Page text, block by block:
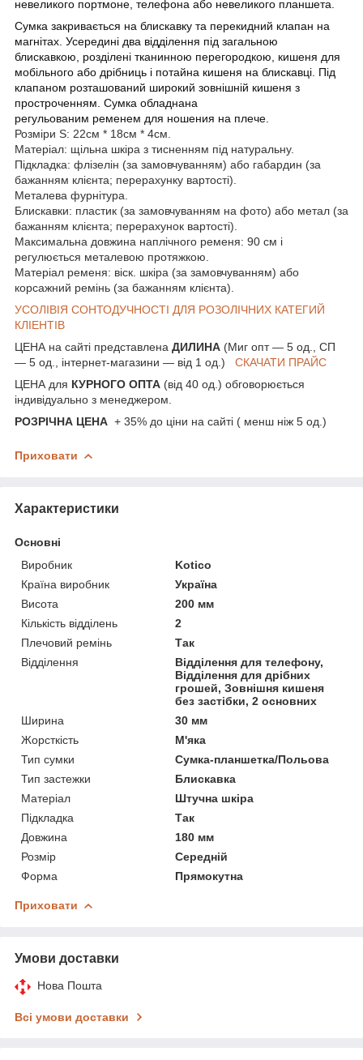
невеликого портмоне, телефона або невеликого планшета.
Сумка закривається на блискавку та перекидний клапан на
магнітах. Усередині два відділення під загальною
блискавкою, розділені тканинною перегородкою , кишеня для
мобільного або дрібниць і потайна кишеня на блискавці. Під
клапаном розташований широкий зовнішній кишеня з
простроченням. Сумка обладнана
регульованим ременем для ношения на плече.
Розміри S: 22см * 18см * 4см.
Матеріал: щільна шкіра з тисненням під натуральну.
Підкладка: флізелін (за замовчуванням) або габардин (за
бажанням клієнта; перерахунку вартості).
Металева фурнітура.
Блискавки: пластик (за замовчуванням на фото) або метал (за
бажанням клієнта; перерахунок вартості).
Максимальна довжина наплічного ременя: 90 см і
регулюється металевою протяжкою.
Матеріал ременя: віск. шкіра (за замовчуванням) або
корсажний ремінь (за бажанням клієнта).
УСОЛІВІЯ СОНТОДУЧНОСТІ ДЛЯ РОЗОЛІЧНИХ КАТЕГИЙ
КЛІЕНТІВ
ЦЕНА на сайті представлена ДИЛИНА (Миг опт — 5 од., СП
— 5 од., інтернет-магазини — від 1 од.) СКАЧАТИ ПРАЙС
ЦЕНА для КУРНОГО ОПТА (від 40 од.) обговорюється
індивідуально з менеджером.
РОЗРІЧНА ЦЕНА + 35% до ціни на сайті ( менш ніж 5 од.)
Приховати
Характеристики
Основні
Виробник
Kotico
Країна виробник
Україна
Висота
200 мм
Кількість відділень
2
Плечовий ремінь
Так
Відділення
Відділення для телефону,
Відділення для дрібних
грошей, Зовнішня кишеня
без застібки, 2 основних
Ширина
30 мм
Жорсткість
М'яка
Тип сумки
Сумка-планшетка/Польова
Тип застежки
Блискавка
Матеріал
Штучна шкіра
Підкладка
Так
Довжина
180 мм
Розмір
Середній
Форма
Прямокутна
Приховати
Умови доставки
Нова Пошта
Всі умови доставки